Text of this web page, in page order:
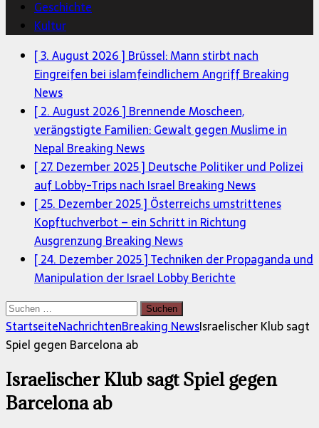
Geschichte
Kultur
[ 3. August 2026 ] Brüssel: Mann stirbt nach
Eingreifen bei islamfeindlichem AngriffBreaking
News
[ 2. August 2026 ] Brennende Moscheen,
verängstigte Familien: Gewalt gegen Muslime in
Nepal Breaking News
[ 27. Dezember 2025 ] Deutsche Politiker und Polizei
auf Lobby-Trips nach Israel Breaking News
[ 25. Dezember 2025 ] Österreichs umstrittenes
Kopftuchverbot – ein Schritt in Richtung
Ausgrenzung Breaking News
[ 24. Dezember 2025 ]Techniken der Propaganda und
Manipulation der Israel LobbyBerichte
Suchen
nach:
StartseiteNachrichtenBreaking NewsIsraelischer Klub sagt
Spiel gegen Barcelona ab
Israelischer Klub sagt Spiel gegen
Barcelona ab